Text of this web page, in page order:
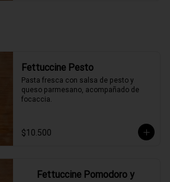
Fettuccine Pesto
Pasta fresca con salsa de pesto y
queso parmesano, acompañado de
focaccia.
$10.500
Fettuccine Pomodoro y